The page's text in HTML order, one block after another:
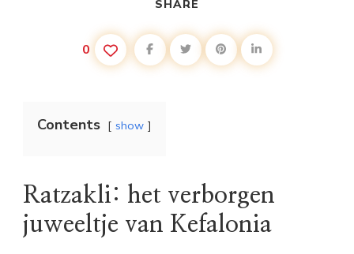
SHARE
0
Contents show
Ratzakli: het verborgen
juweeltje van Kefalonia